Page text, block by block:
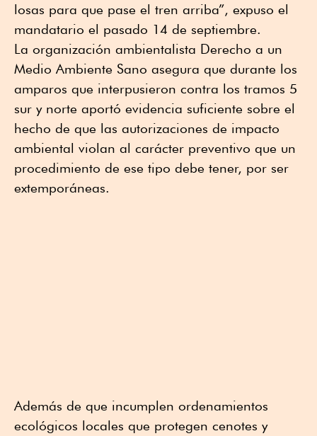
losas para que pase el tren arriba”, expuso el
mandatario el pasado 14 de septiembre.
La organización ambientalista Derecho a un
Medio Ambiente Sano asegura que durante los
amparos que interpusieron contra los tramos 5
sur y norte aportó evidencia suficiente sobre el
hecho de que las autorizaciones de impacto
ambiental violan al carácter preventivo que un
procedimiento de ese tipo debe tener, por ser
extemporáneas.
Además de que incumplen ordenamientos
ecológicos locales que protegen cenotes y